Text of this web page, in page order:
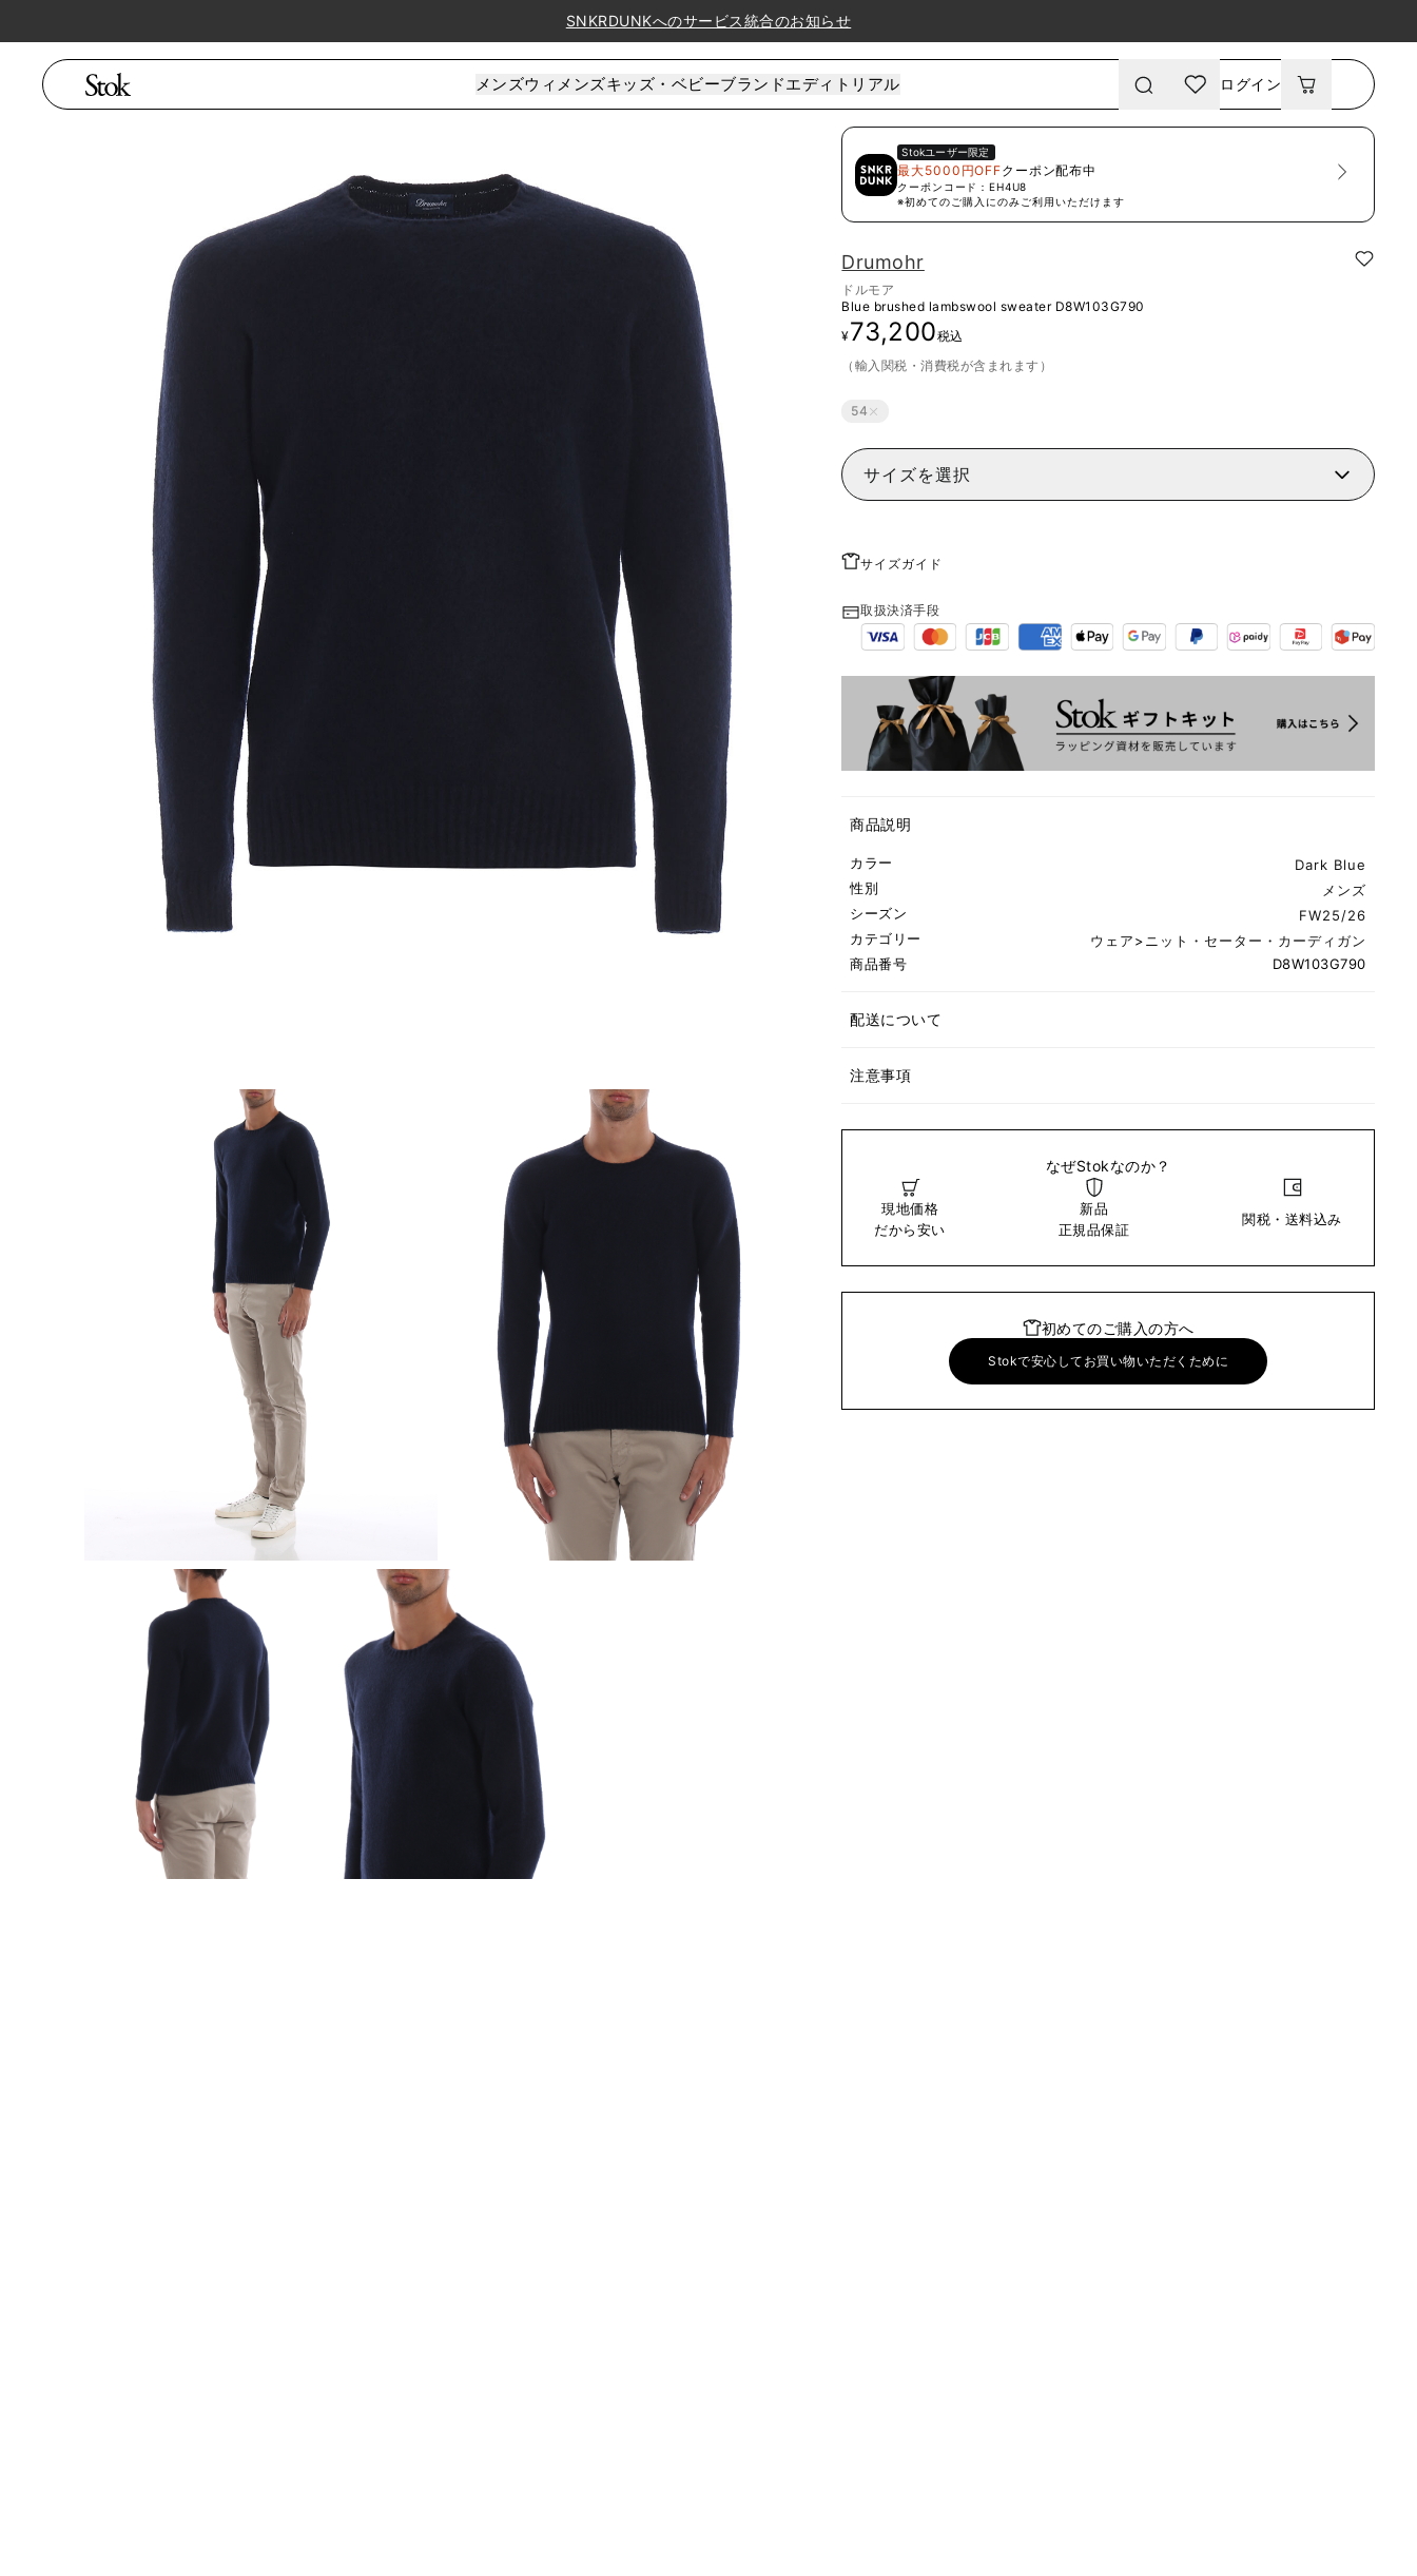
SNKRDUNKへのサービス統合のお知らせ
メンズウィメンズキッズ・ベビーブランドエディトリアル ログイン
Stokユーザー限定
最大5000円OFFクーポン配布中
クーポンコード： EH4U8
※初めてのご購入にのみご利用いただけます
Drumohr
ドルモア
Blue brushed lambswool sweater D8W103G790
¥73,200税込
（輸入関税・消費税が含まれます）
54
サイズを選択
サイズガイド
取扱決済手段
商品説明
カラー
Dark Blue
性別
メンズ
シーズン
FW25/26
カテゴリー
ウェア> ニット・セーター・カーディガン
商品番号
D8W103G790
配送について
注意事項
なぜStokなのか？
現地価格
だから安い
新品
正規品保証
関税・送料込み
初めてのご購入の方へ
Stokで安心してお買い物いただくために